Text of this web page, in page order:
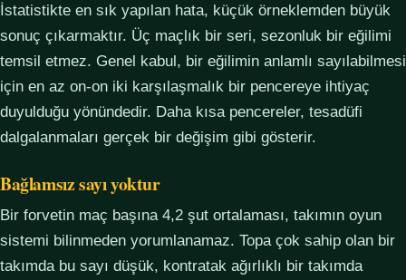
İstatistikte en sık yapılan hata, küçük örneklemden büyük
sonuç çıkarmaktır. Üç maçlık bir seri, sezonluk bir eğilimi
temsil etmez. Genel kabul, bir eğilimin anlamlı sayılabilmesi
için en az on-on iki karşılaşmalık bir pencereye ihtiyaç
duyulduğu yönündedir. Daha kısa pencereler, tesadüfi
dalgalanmaları gerçek bir değişim gibi gösterir.
Bağlamsız sayı yoktur
Bir forvetin maç başına 4,2 şut ortalaması, takımın oyun
sistemi bilinmeden yorumlanamaz. Topa çok sahip olan bir
takımda bu sayı düşük, kontratak ağırlıklı bir takımda